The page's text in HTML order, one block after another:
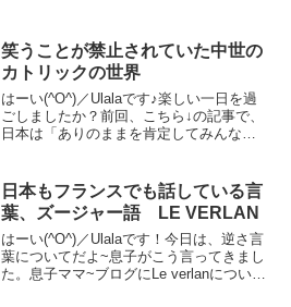
笑うことが禁止されていた中世の
カトリックの世界
はーい(^O^)／Ulalaです♪楽しい一日を過
ごしましたか？前回、こちら↓の記事で、
日本は「ありのままを肯定してみんなで
するヨーロッパでは、笑うことは禁止さ
れていたの...
日本もフランスでも話している言
葉、ズージャー語 LE VERLAN
はーい(^O^)／Ulalaです！今日は、逆さ言
葉についてだよ~息子がこう言ってきまし
た。息子ママ~ブログにLe verlanについて